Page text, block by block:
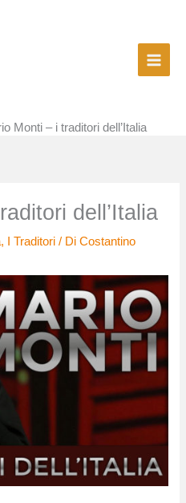
Monti – i traditori dell’Italia
dell’Italia
, I Traditori / DiCostantino